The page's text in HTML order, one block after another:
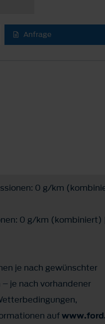
Anfrage
0 g/km
0 g/km (kombiniert)
je nach gewünschter
je nach vorhandener
auf